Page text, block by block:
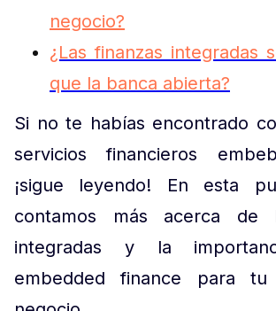
negocio?
¿Las finanzas integradas
que la banca abierta?
Si no te habías encontrado
servicios financieros
¡sigue leyendo! En esta
contamos más acerca de
integradas y la
embedded finance para